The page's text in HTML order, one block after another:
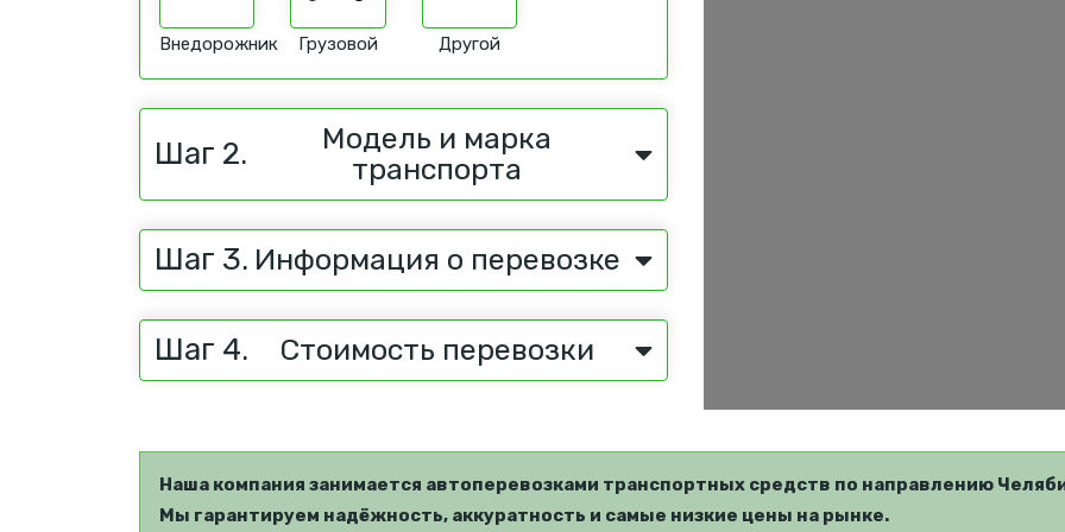
Внедорожник Грузовой Другой
Шаг 2.
Модель и марка
транспорта
Шаг 3. Информация о перевозке
Шаг 4. Стоимость перевозки
Наша компания занимается автоперевозками транспортных средств по направлению
Мы гарантируем надёжность, аккуратность и самые низкие цены на рынке.